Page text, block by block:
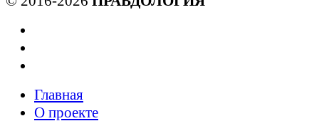
Главная
О проекте